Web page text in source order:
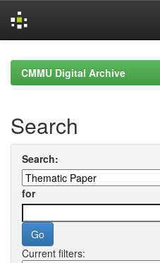
navigationCMMU Digital Archive
Search
Search:
for
Current filters: